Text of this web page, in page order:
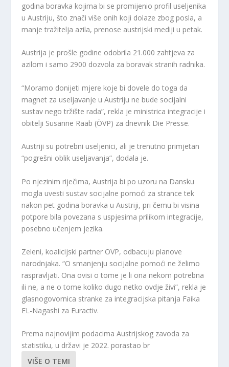
godina boravka kojima bi se promijenio profil useljenika
u Austriju, što znači više onih koji dolaze zbog posla, a
manje tražitelja azila, prenose austrijski mediji u petak.
Austrija je prošle godine odobrila 21.000 zahtjeva za
azilom i samo 2900 dozvola za boravak stranih radnika.
“Moramo donijeti mjere koje bi dovele do toga da
magnet za useljavanje u Austriju ne bude socijalni
sustav nego tržište rada”, rekla je ministrica integracije i
obitelji Susanne Raab (ÖVP) za dnevnik Die Presse.
Austriji su potrebni useljenici, ali je trenutno primjetan
“pogrešni oblik useljavanja”, dodala je.
Po njezinim riječima, Austrija bi po uzoru na Dansku
mogla uvesti sustav socijalne pomoći za strance tek
nakon pet godina boravka u Austriji, pri čemu bi visina
potpore bila povezana s uspjesima prilikom integracije,
posebno učenjem jezika.
Zeleni, koalicijski partner ÖVP, odbacuju planove
narodnjaka. “O smanjenju socijalne pomoći ne želimo
raspravljati. Ona ovisi o tome je li ona nekom potrebna
ili ne, a ne o tome koliko dugo netko ovdje živi”, rekla je
glasnogovornica stranke za integracijska pitanja Faika
EL-Nagashi za Euractiv.
Prema najnovijim podacima Austrijskog zavoda za
statistiku, u državi je 2022. porastao br
VIŠE O TEMI